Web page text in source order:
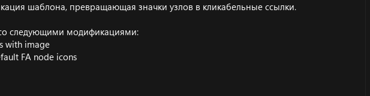
а
и
я
шаблона, превращающая значки узлов в кликабельные ссылки.
следующими модификациями:
with image
FA node icons